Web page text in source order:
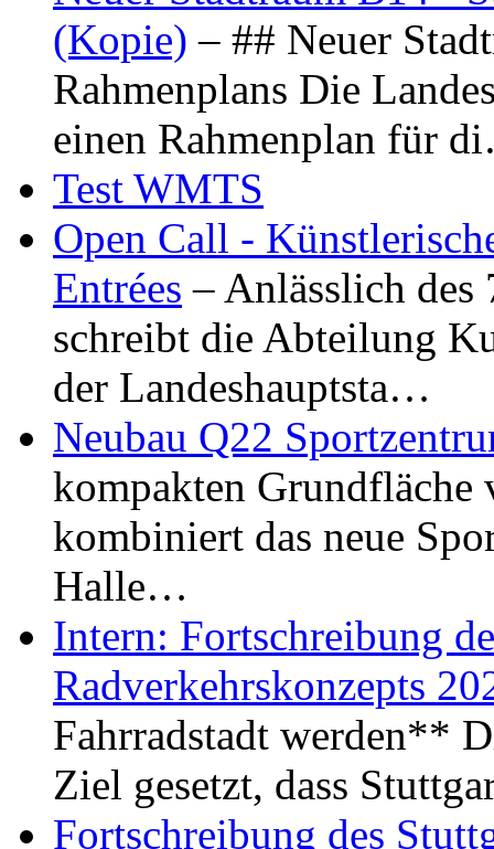
(Kopie) – ## Neuer
Rahmenplans Die
einen Rahmenplan für
Test WMTS
Open Call -
Entrées – Anlässlich
schreibt die Abteilung
der Landeshauptsta…
Neubau Q22
kompakten Grundfläche
kombiniert das neue
Halle…
Intern: Fortschreibung
Radverkehrskonzepts
Fahrradstadt werden**
Ziel gesetzt, dass
Fortschreibung des